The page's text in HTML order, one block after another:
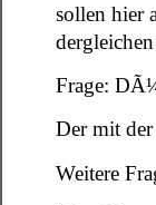
sollen hier
Frage:
Der mit
Weitere